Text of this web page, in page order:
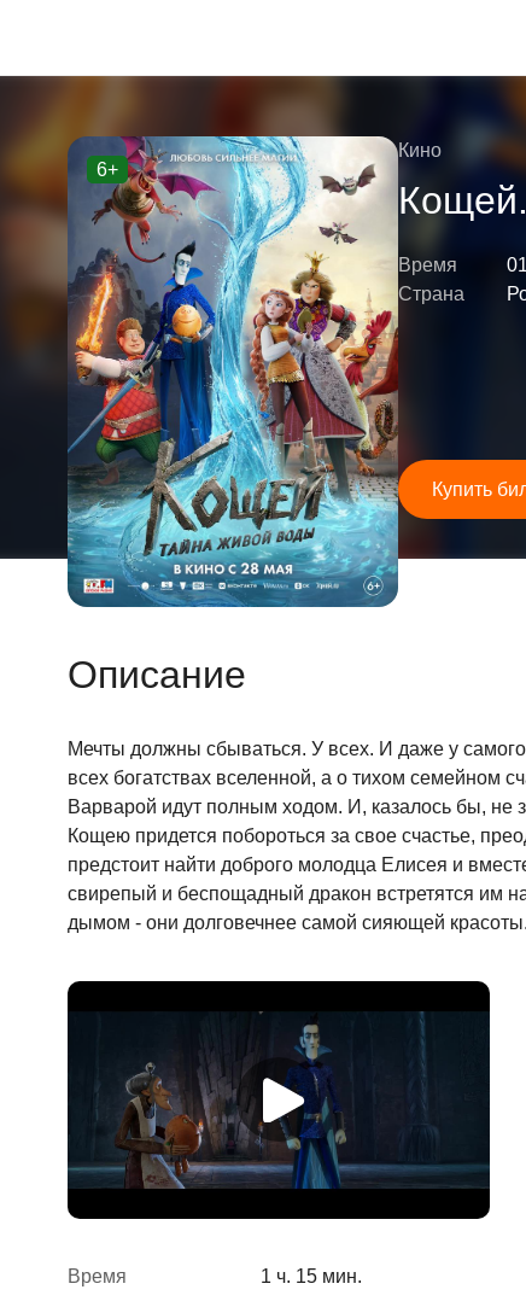
6+
Кино
Время
Страна
Купить
Описание
Мечты должны сбываться. У всех. И даже у
всех богатствах вселенной, а о тихом семейном
Варварой идут полным ходом. И, казалось бы, не
Кощею придется побороться за свое счастье,
предстоит найти доброго молодца Елисея и
свирепый и беспощадный дракон встретятся им
дымом - они долговечнее самой сияющей
Время 1 ч. 15 мин.